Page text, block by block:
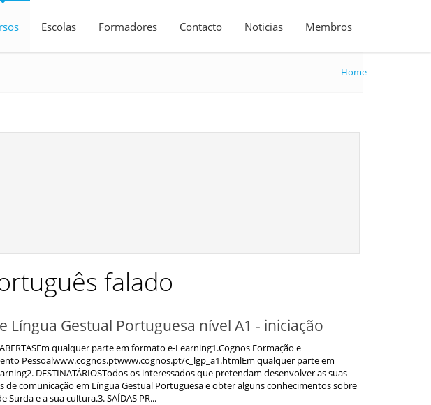
Escolas Formadores Contacto Noticias Membros
Home
falado
Língua Gestual Portuguesa nível A1 - iniciação
ABERTASEm qualquer parte em formato e-Learning1.Cognos Formação e
Pessoalwww.cognos.ptwww.cognos.pt/c_lgp_a1.htmlEm qualquer parte em
DESTINATÁRIOSTodos os interessados que pretendam desenvolver as suas
de comunicação em Língua Gestual Portuguesa e obter alguns conhecimentos sobre
Surda e a sua cultura.3. SAÍDAS PR...